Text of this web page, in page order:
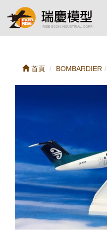
首頁 BOMBARDIER